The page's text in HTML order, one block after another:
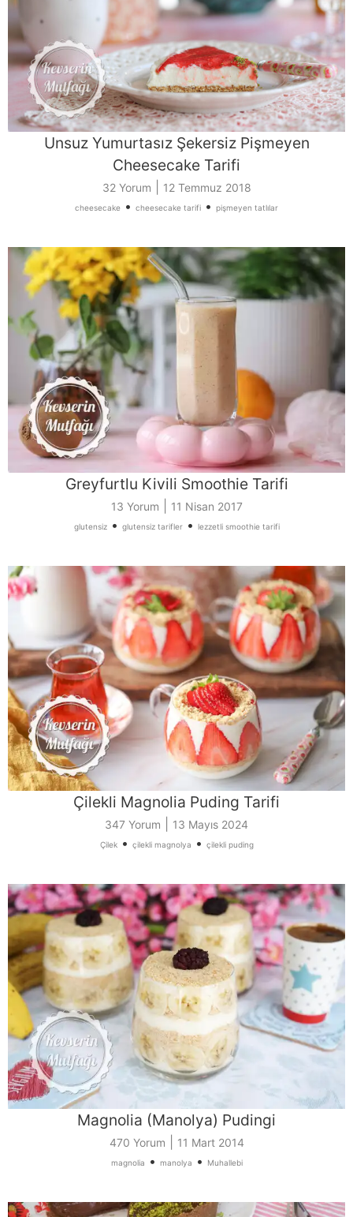
Unsuz Yumurtasız Şekersiz Pişmeyen
Cheesecake Tarifi
32 Yorum 12 Temmuz 2018
cheesecake • cheesecake tarifi • pişmeyen tatlılar
Greyfurtlu Kivili Smoothie Tarifi
13 Yorum 11 Nisan 2017
glutensiz• glutensiz tarifler• lezzetli smoothie tarifi
Çilekli Magnolia Puding Tarifi
347 Yorum 13 Mayıs 2024
Çilek• çilekli magnolya • çilekli puding
Magnolia (Manolya) Pudingi
470 Yorum 11 Mart 2014
magnolia • manolya • Muhallebi